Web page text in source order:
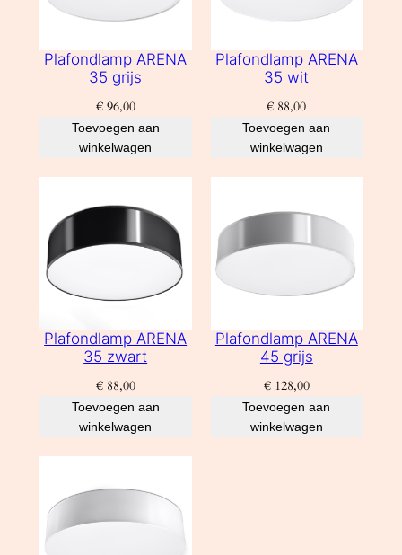
Plafondlamp ARENA
35 grijs
€96,00
Toevoegen aan
winkelwagen
Plafondlamp ARENA
35 wit
€ 88,00
Toevoegen aan
winkelwagen
Plafondlamp ARENA
35 zwart
€88,00
Toevoegen aan
winkelwagen
Plafondlamp ARENA
45 grijs
€128,00
Toevoegen aan
winkelwagen